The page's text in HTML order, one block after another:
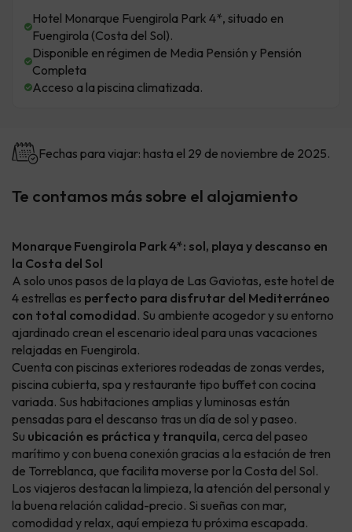
Hotel Monarque Fuengirola Park 4*, situado en
Fuengirola (Costa del Sol).
Disponible en régimen de Media Pensión y Pensión
Completa
Acceso a la piscina climatizada.
Fechas para viajar: hasta el 29 de noviembre de 2025.
Te contamos más sobre el alojamiento
Monarque Fuengirola Park 4*: sol, playa y descanso en
la Costa del Sol
A solo unos pasos de la playa de Las Gaviotas, este hotel de
4 estrellas es perfecto para disfrutar del Mediterráneo
con total comodidad. Su ambiente acogedor y su entorno
ajardinado crean el escenario ideal para unas vacaciones
relajadas en Fuengirola.
Cuenta con piscinas exteriores rodeadas de zonas verdes,
piscina cubierta, spa y restaurante tipo buffet con cocina
variada. Sus habitaciones amplias y luminosas están
pensadas para el descanso tras un día de sol y paseo.
Su ubicación es práctica y tranquila, cerca del paseo
marítimo y con buena conexión gracias a la estación de tren
de Torreblanca, que facilita moverse por la Costa del Sol.
Los viajeros destacan la limpieza, la atención del personal y
la buena relación calidad-precio. Si sueñas con mar,
comodidad y relax, aquí empieza tu próxima escapada.